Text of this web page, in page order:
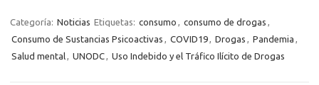
Categoría: Noticias Etiquetas: consumo , consumo de drogas ,
Consumo de Sustancias Psicoactivas , COVID19, Drogas , Pandemia ,
Salud mental, UNODC, Uso Indebido y el Tráfico Ilícito de Drogas